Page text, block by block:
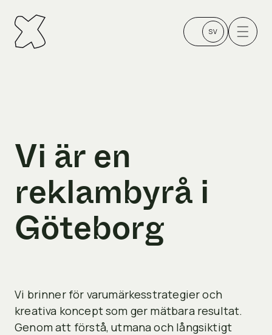
Vi är en
reklambyrå i
Göteborg
Vi brinner för varumärkesstrategier och
kreativa koncept som ger mätbara resultat.
Genom att förstå, utmana och långsiktigt